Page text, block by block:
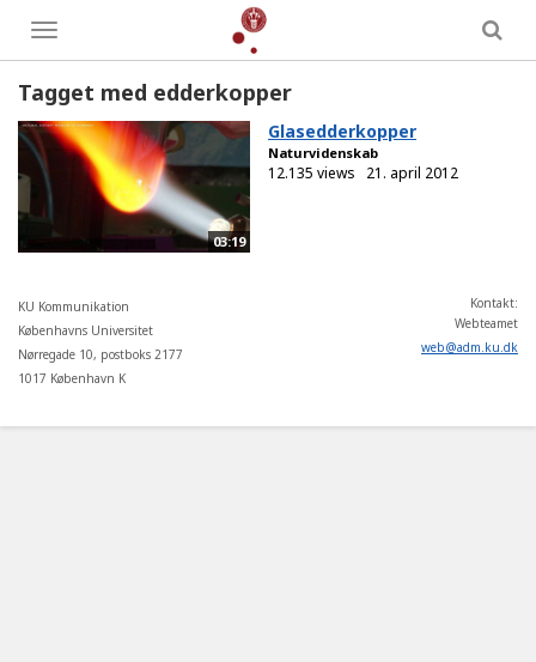
Toggle
menu
Tagget med edderkopper
03:19
Glasedderkopper
Naturvidenskab
12.135 views 21. april 2012
KU Kommunikation
Københavns Universitet
Nørregade 10, postboks 2177
1017 København K
Kontakt:
Webteamet
web@adm.ku.dk